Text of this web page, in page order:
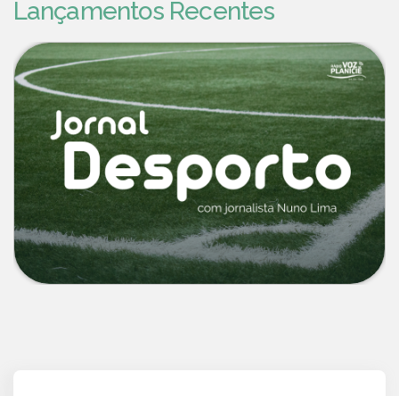
Lançamentos Recentes